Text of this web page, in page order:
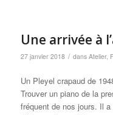
Une arrivée à
27 janvier 2018 / dans Atelier,
Un Pleyel crapaud de
Trouver un piano de la
fréquent de nos jours. Il